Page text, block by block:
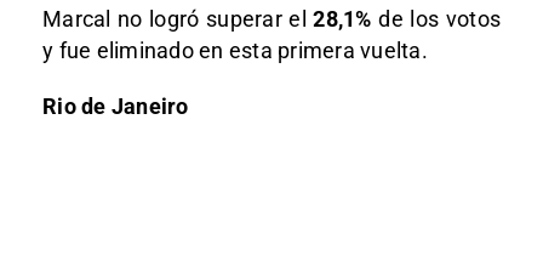
Marcal no logró superar el28,1% de los votos
y fue eliminado en esta primera vuelta.
Rio de Janeiro